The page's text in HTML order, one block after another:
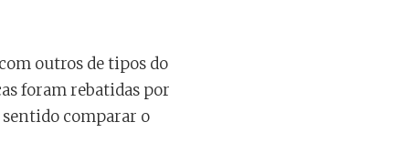
outros de tipos do
foram rebatidas por
sentido comparar o